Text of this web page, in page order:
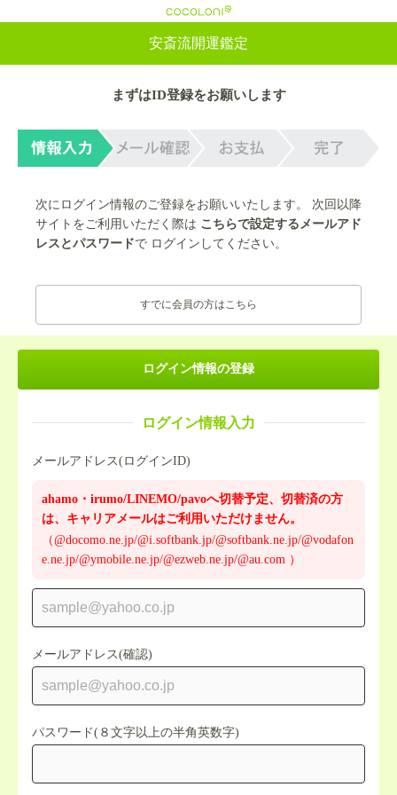
安斎流開運鑑定
まずはID登録をお願いします
次にログイン情報のご登録をお願いいたします。 次回以降
サイトをご利用いただく際は こちらで設定するメールアド
レスとパスワードで ログインしてください。
すでに会員の方はこちら
ログイン情報の登録
ログイン情報入力
メールアドレス(ログインID)
ahamo・irumo/LINEMO/pavoへ切替予定、切替済の方
は、キャリアメールはご利用いただけません。
（@docomo.ne.jp/@i.softbank.jp/@softbank.ne.jp/@vodafon
e.ne.jp/@ymobile.ne.jp/@ezweb.ne.jp/@au.com ）
メールアドレス(確認)
パスワード(８文字以上の半角英数字)